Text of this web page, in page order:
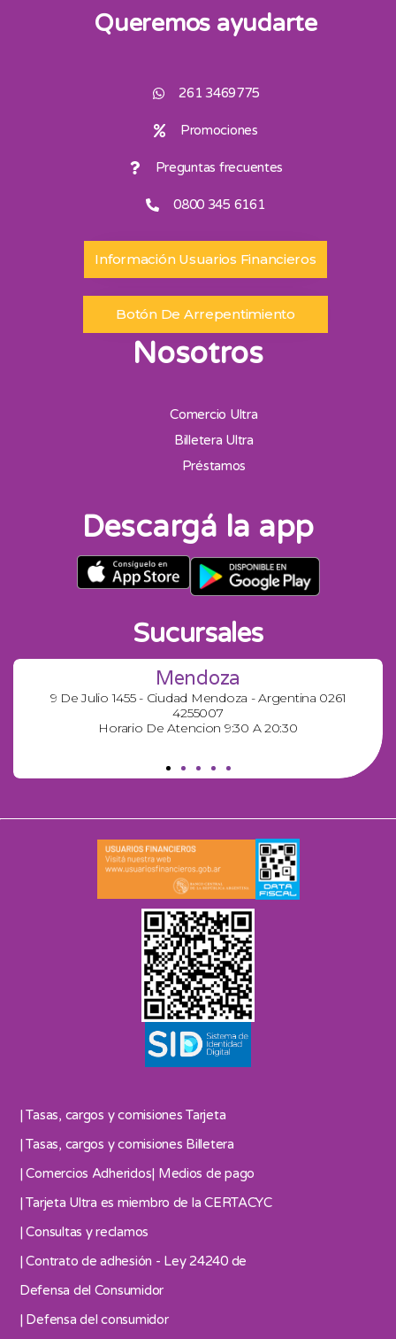
Queremos ayudarte
261 3469775
Promociones
Preguntas frecuentes
0800 345 6161
Información Usuarios Financieros
Botón De Arrepentimiento
Nosotros
Comercio Ultra
Billetera Ultra
Préstamos
Descargá la app
Sucursales
Mendoza
9 De Julio 1455 - Ciudad Mendoza - Argentina 0261
4255007
Horario De Atencion 9:30 A 20:30
| Tasas, cargos y comisiones Tarjeta
| Tasas, cargos y comisiones Billetera
| Comercios Adheridos| Medios de pago
| Tarjeta Ultra es miembro de la CERTACYC
| Consultas y reclamos
| Contrato de adhesión - Ley 24240 de
Defensa del Consumidor
| Defensa del consumidor